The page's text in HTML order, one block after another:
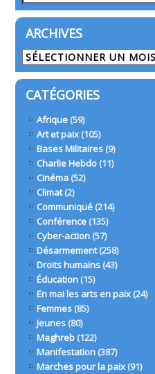
ARCHIVES
Archives
CATÉGORIES
Afrique (59)
Art et paix (105)
Bases Militaires (9)
Charlie Hebdo (11)
Cinéma (52)
Climat(2)
Communiqué (214)
Conférence (135)
Cyber-action (57)
Désarmement(258)
Droits humains (43)
Éducation (15)
En mai les arts en paix (24)
Femmes (85)
Jeunes (80)
Maghreb (122)
Manifestation (387)
Marches pour la paix (91)